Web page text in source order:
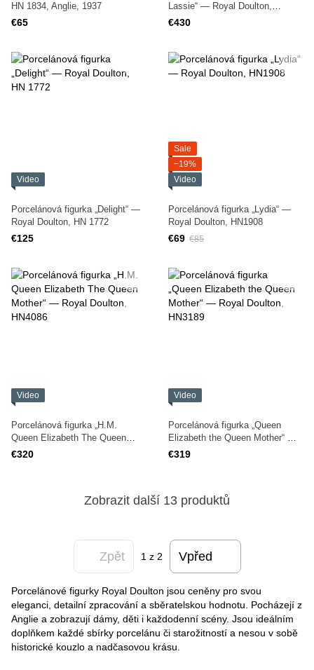
HN 1834, Anglie, 1937
€65
Lassie“ — Royal Doulton,
HN1626
€430
Video
Porcelánová figurka „Delight“ —
Royal Doulton, HN 1772
€125
Sale
−19%
Video
Porcelánová figurka „Lydia“ —
Royal Doulton, HN1908
€69 €85
Video
Porcelánová figurka „H.M.
Queen Elizabeth The Queen
Mother“ — Royal Doulton,
€320
Video
Porcelánová figurka „Queen
Elizabeth the Queen Mother“ —
Royal Doulton, HN3189
€319
Zobrazit další 13 produktů
Zpět 1 z 2 Vpřed
Porcelánové figurky Royal Doulton jsou ceněny pro svou
eleganci, detailní zpracování a sběratelskou hodnotu. Pocházejí z
Anglie a zobrazují dámy, děti i každodenní scény. Jsou ideálním
doplňkem každé sbírky porcelánu či starožitností a nesou v sobě
historické kouzlo a nadčasovou krásu.